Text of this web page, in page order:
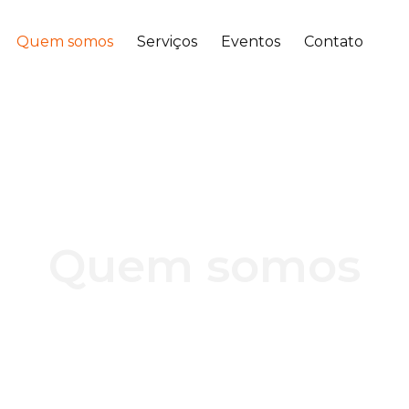
Quem somos Serviços Eventos Contato